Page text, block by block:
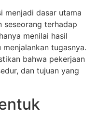
menjadi dasar utama
seseorang terhadap
menilai hasil
tugasnya.
bahwa pekerjaan
dan tujuan yang